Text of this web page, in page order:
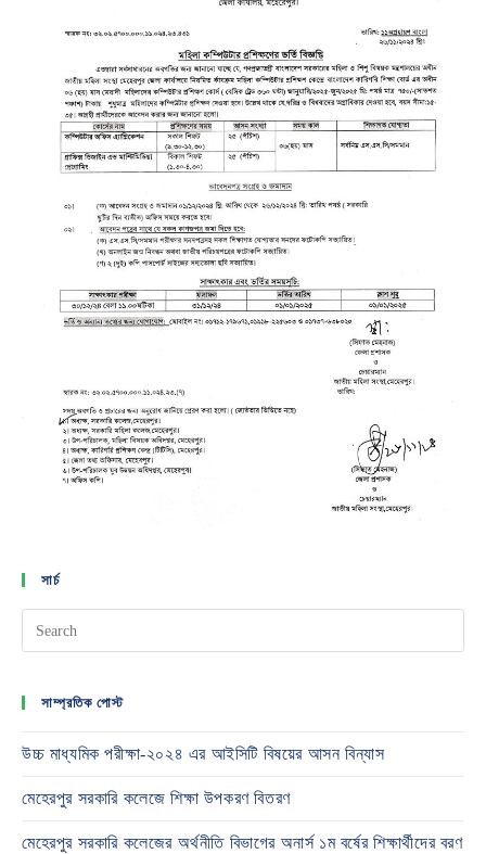
সার্চ
সাম্প্রতিক পোস্ট
উচ্চ মাধ্যমিক পরীক্ষা-২০২৪ এর আইসিটি বিষয়ের আসন বিন্যাস
মেহেরপুর সরকারি কলেজে শিক্ষা উপকরণ বিতরণ
মেহেরপুর সরকারি কলেজের অর্থনীতি বিভাগের অনার্স ১ম বর্ষের শিক্ষার্থীদের বরণ